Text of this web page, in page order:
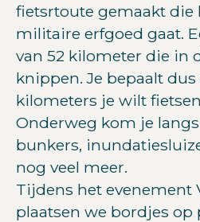
fietsrtoute gemaakt die
militaire erfgoed gaat.
van 52 kilometer die in
knippen. Je bepaalt dus
kilometers je wilt
Onderweg kom je
bunkers,
nog veel meer.
Tijdens het evenement
plaatsen we bordjes op